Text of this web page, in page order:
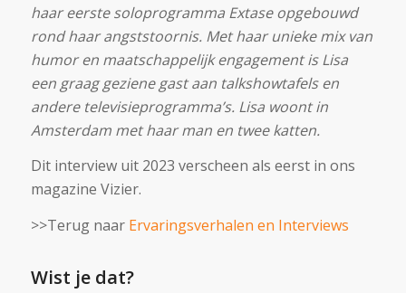
haar eerste soloprogramma Extase opgebouwd
rond haar angststoornis. Met haar unieke mix van
humor en maatschappelijk engagement is Lisa
een graag geziene gast aan talkshowtafels en
andere televisieprogramma’s. Lisa woont in
Amsterdam met haar man en twee katten.
Dit interview uit 2023 verscheen als eerst in ons
magazine Vizier.
>>Terug naar Ervaringsverhalen en Interviews
Wist je dat?